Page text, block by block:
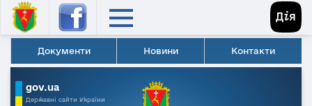
Документи Новини Контакти
gov.ua
Державні сайти України